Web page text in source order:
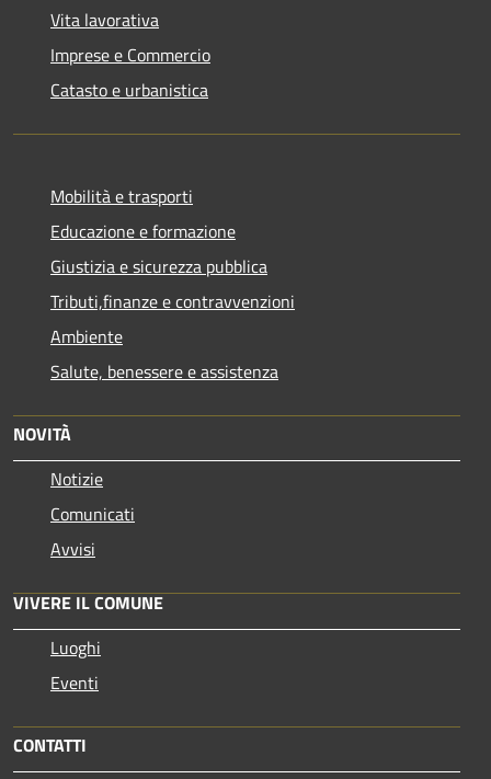
Vita lavorativa
Imprese e Commercio
Catasto e urbanistica
Mobilità e trasporti
Educazione e formazione
Giustizia e sicurezza pubblica
Tributi,finanze e contravvenzioni
Ambiente
Salute, benessere e assistenza
NOVITÀ
Notizie
Comunicati
Avvisi
VIVERE IL COMUNE
Luoghi
Eventi
CONTATTI